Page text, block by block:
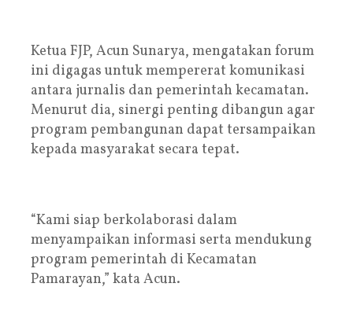
Ketua FJP, Acun Sunarya, mengatakan forum
ini digagas untuk mempererat komunikasi
antara jurnalis dan pemerintah kecamatan.
Menurut dia, sinergi penting dibangun agar
program pembangunan dapat tersampaikan
kepada masyarakat secara tepat.
“Kami siap berkolaborasi dalam
menyampaikan informasi serta mendukung
program pemerintah di Kecamatan
Pamarayan,” kata Acun.